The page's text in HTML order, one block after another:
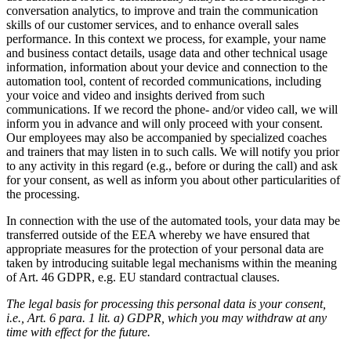
conversation analytics, to improve and train the communication
skills of our customer services, and to enhance overall sales
performance. In this context we process, for example, your name
and business contact details, usage data and other technical usage
information, information about your device and connection to the
automation tool, content of recorded communications, including
your voice and video and insights derived from such
communications. If we record the phone- and/or video call, we will
inform you in advance and will only proceed with your consent.
Our employees may also be accompanied by specialized coaches
and trainers that may listen in to such calls. We will notify you prior
to any activity in this regard (e.g., before or during the call) and ask
for your consent, as well as inform you about other particularities of
the processing.
In connection with the use of the automated tools, your data may be
transferred outside of the EEA whereby we have ensured that
appropriate measures for the protection of your personal data are
taken by introducing suitable legal mechanisms within the meaning
of Art. 46 GDPR, e.g. EU standard contractual clauses.
The legal basis for processing this personal data is your consent,
i.e., Art. 6 para. 1 lit. a) GDPR, which you may withdraw at any
time with effect for the future.